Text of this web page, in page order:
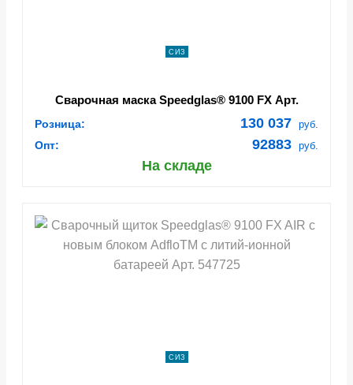
СИЗ
Сварочная маска Speedglas® 9100 FX Арт.
Розница: 130 037 руб.
Опт: 92883 руб.
На складе
СИЗ